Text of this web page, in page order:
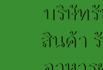
บริษัท
สินค้า